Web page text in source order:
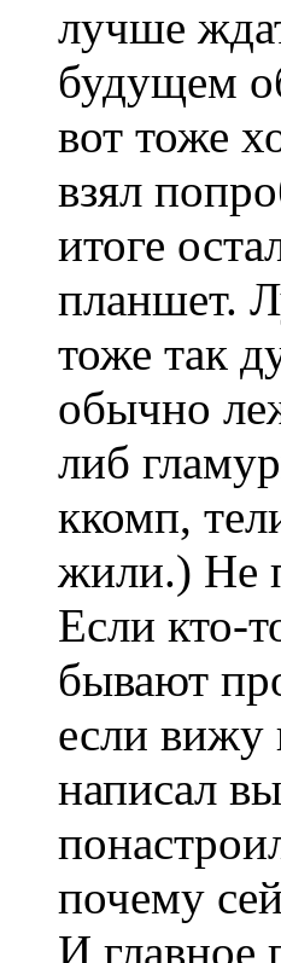
лучше
будущем
вот тоже
взял
итоге
планшет.
тоже так
обычно
либ
ккомп,
жили.) Не
Если кто-
бывают
если вижу
написал
почему
И главное